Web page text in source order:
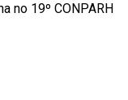
no 19º CONPARH